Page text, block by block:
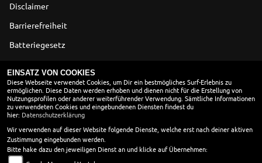
Disclaimer
Barrierefreiheit
Batteriegesetz
ÖFFNUNGSZEITEN
Montag:
9:00 - 18:00
Dienstag:
9:00 - 18:00
Mittwoch:
9:00 - 18:00
Donnerstag:
9:00 - 18:00
EINSATZ VON COOKIES
Diese Webseite verwendet Cookies, um Dir ein bestmögliches Surf-Erlebnis zu
ermöglichen. Diese Daten werden erhoben und dienen nicht für die Erstellung von
Nutzungsprofilen oder anderer weiterführender Verwendung. Sämtliche Informationen
zu verwendeten Cookies und eingebundenen Diensten findest du
hier: Datenschutzerklärung
Wir verwenden auf dieser Website folgende Dienste, welche erst nach deiner aktiven
Zustimmung eingebunden werden.
Bitte hake dazu den jeweiligen Dienst an und klicke auf Übernehmen: